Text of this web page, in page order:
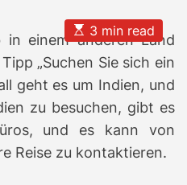
r
m
d
e
E
s
i
m
a
t
e
3 min read
in einem anderen Land
„Suchen Sie sich ein
geht es um Indien, und
zu besuchen, gibt es
und es kann von
Reise zu kontaktieren.